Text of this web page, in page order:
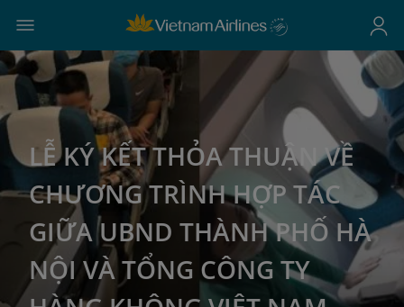
LỄ KÝ KẾT THỎA THUẬN VỀ
CHƯƠNG TRÌNH HỢP TÁC
GIỮA UBND THÀNH PHỐ HÀ
NỘI VÀ TỔNG CÔNG TY